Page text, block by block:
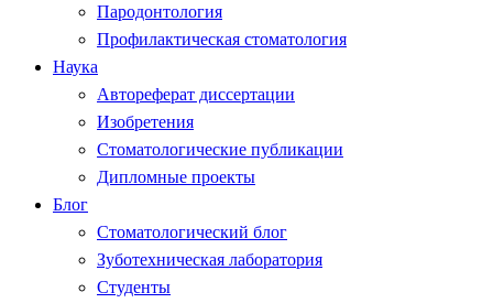
Пародонтология
Профилактическая стоматология
Наука
Автореферат диссертации
Изобретения
Стоматологические публикации
Дипломные проекты
Блог
Стоматологический блог
Зуботехническая лаборатория
Студенты